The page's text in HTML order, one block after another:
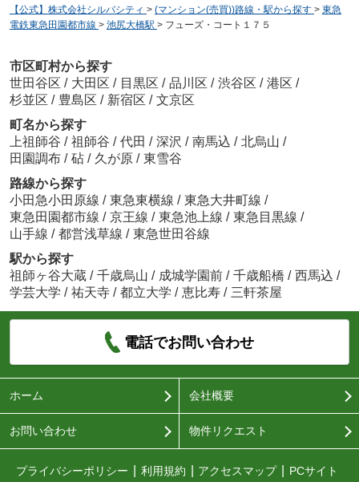
【公式】株式会社シルバシティ > (マンション(売買))路線・駅から探す > 東急
電鉄東急田園都市線 > 池尻大橋駅 > フューズ・コート１７５
市区町村から探す
世田谷区 / 大田区 / 目黒区 / 品川区 / 渋谷区 / 港区 /
杉並区 / 豊島区 / 新宿区 / 文京区
町名から探す
上祖師谷 / 祖師谷 / 代田 / 深沢 / 南馬込 / 北烏山 /
田園調布 / 砧 / 久が原 / 東雪谷
路線から探す
小田急小田原線 / 東急東横線 / 東急大井町線 /
東急田園都市線 / 京王線 / 東急池上線 / 東急目黒線 /
山手線 / 都営浅草線 / 東急世田谷線
駅から探す
祖師ヶ谷大蔵 / 千歳烏山 / 成城学園前 / 千歳船橋 / 西馬込 /
学芸大学 / 祐天寺 / 都立大学 / 恵比寿 / 三軒茶屋
電話でお問い合わせ
ホーム 会社概要
お問い合わせ 物件リクエスト
プライバシーポリシー 利用規約 アクセスマップ
PCサイト